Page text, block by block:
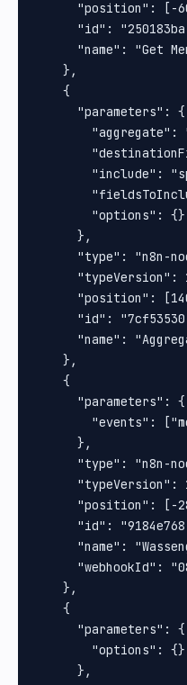
"position": [-
"id":
"name": "Get
    },
    {
      "parameters": {
"aggregate":
"include":
        "options": {}
      },
"type": "n8n-
"typeVersion":
"position":
"id":
"name":
    },
    {
      "parameters": {
"events":
      },
"type": "n8n-
"typeVersion":
"position": [-
"id":
"name":
"webhookId":
    },
    {
      "parameters": {
        "options": {}
      },